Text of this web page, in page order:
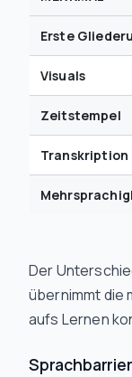
Erste
Visuals
Zeitstempel
Transkription
Der
übernimmt die
aufs Lernen